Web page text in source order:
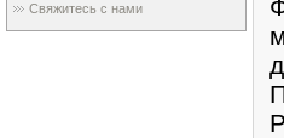
Свяжитесь с нами